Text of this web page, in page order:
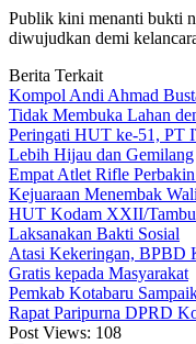
Publik kini menanti bukti
diwujudkan demi
Berita Terkait
Kompol Andi Ahmad
Tidak Membuka Lahan
Peringati HUT ke-51, PT
Lebih Hijau dan Gemilang
Empat Atlet Rifle
Kejuaraan Menembak
HUT Kodam XXII/
Laksanakan Bakti Sosial
Atasi Kekeringan, BPBD
Gratis kepada Masyarakat
Pemkab Kotabaru
Rapat Paripurna DPRD
Post Views: 108